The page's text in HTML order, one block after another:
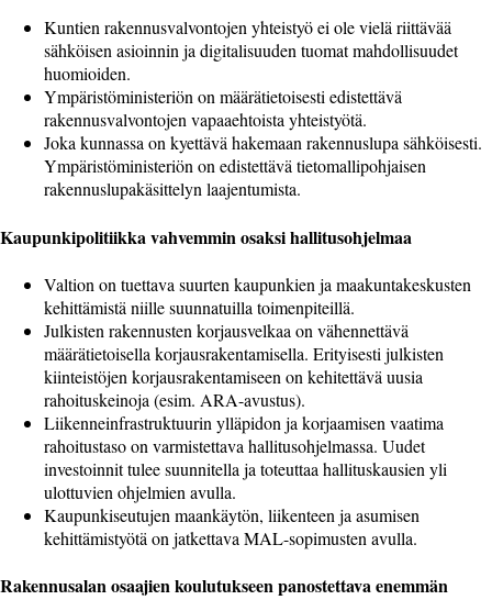
Kuntien rakennusvalvontojen yhteistyö ei ole vielä riittävää
sähköisen asioinnin ja digitalisuuden tuomat mahdollisuudet
huomioiden.
Ympäristöministeriön on määrätietoisesti edistettävä
rakennusvalvontojen vapaaehtoista yhteistyötä.
Joka kunnassa on kyettävä hakemaan rakennuslupa sähköisesti.
Ympäristöministeriön on edistettävä tietomallipohjaisen
rakennuslupakäsittelyn laajentumista.
Kaupunkipolitiikka vahvemmin osaksi hallitusohjelmaa
Valtion on tuettava suurten kaupunkien ja maakuntakeskusten
kehittämistä niille suunnatuilla toimenpiteillä.
Julkisten rakennusten korjausvelkaa on vähennettävä
määrätietoisella korjausrakentamisella. Erityisesti julkisten
kiinteistöjen korjausrakentamiseen on kehitettävä uusia
rahoituskeinoja (esim. ARA-avustus).
Liikenneinfrastruktuurin ylläpidon ja korjaamisen vaatima
rahoitustaso on varmistettava hallitusohjelmassa. Uudet
investoinnit tulee suunnitella ja toteuttaa hallituskausien yli
ulottuvien ohjelmien avulla.
Kaupunkiseutujen maankäytön, liikenteen ja asumisen
kehittämistyötä on jatkettava MAL-sopimusten avulla.
Rakennusalan osaajien koulutukseen panostettava enemmän